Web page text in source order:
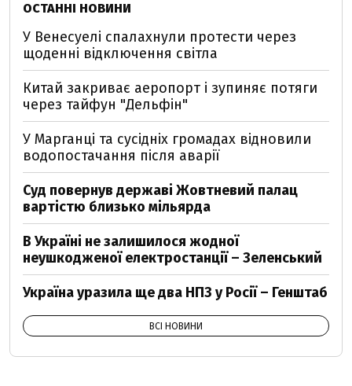
ОСТАННІ НОВИНИ
У Венесуелі спалахнули протести через
щоденні відключення світла
Китай закриває аеропорт і зупиняє потяги
через тайфун "Дельфін"
У Марганці та сусідніх громадах відновили
водопостачання після аварії
Суд повернув державі Жовтневий палац
вартістю близько мільярда
В Україні не залишилося жодної
неушкодженої електростанції – Зеленський
Україна уразила ще два НПЗ у Росії – Генштаб
ВСІ НОВИНИ